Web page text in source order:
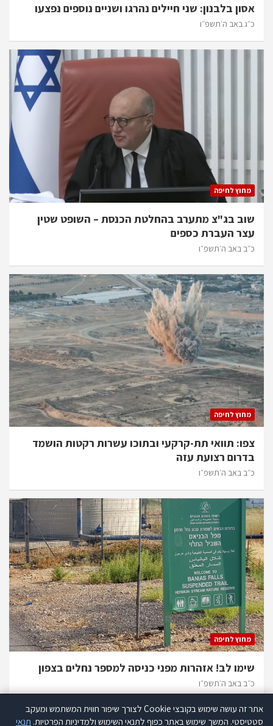
אסון בלבנון: שני חיילים נהרגו ושניים נוספים נפצעו
כ״ג באב ה׳תשפ״ו
מחוץ לחיפה
שוב בג"צ מתערב בהחלטת הכנסת – השופט שטין
עצר העברת כספים
כ״ב באב ה׳תשפ״ו
מחוץ לחיפה
צפו: תוואי תת-קרקעי ובתוכו עשרות רקטות הושמד
בדרום רצועת עזה
כ״ב באב ה׳תשפ״ו
מחוץ לחיפה
שימו לב! אזהרות מפני כניסה למספר נחלים בצפון
כ״ב באב ה׳תשפ״ו
אתר זה עושה שימוש בקובצי Cookie לצורך שיפור חווית המשתמש ומעקב
סטטיסטי. המשך שימוש באתר כפוף לתנאי השימוש ולמדיניות הפרטיות. תנאי
אתר זה עושה שימוש בקוקיז לצורך שיפור חווית המשתמש ומעקב סטטיסטי.
קרא עוד